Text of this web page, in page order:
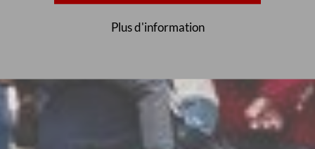
Plus d'information